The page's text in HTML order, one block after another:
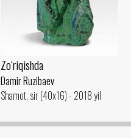
Zo‘riqishda
Damir Ruzibaev
Shamot, sir (40x16) - 2018 yil